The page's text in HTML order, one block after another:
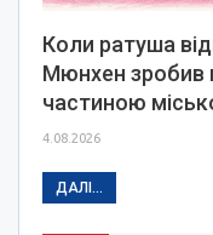
Коли ратуша
Мюнхен зробив
частиною
4.08.2026
ДАЛІ...